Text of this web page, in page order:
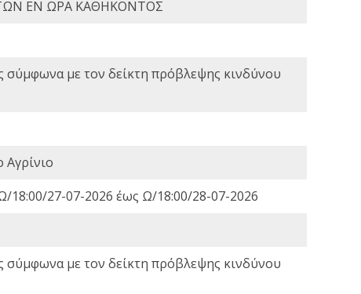
ΕΝ ΩΡΑ ΚΑΘΗΚΟΝΤΟΣ
σύμφωνα με τον δείκτη πρόβλεψης κινδύνου
Αγρίνιο
18:00/27-07-2026 έως Ω/18:00/28-07-2026
σύμφωνα με τον δείκτη πρόβλεψης κινδύνου